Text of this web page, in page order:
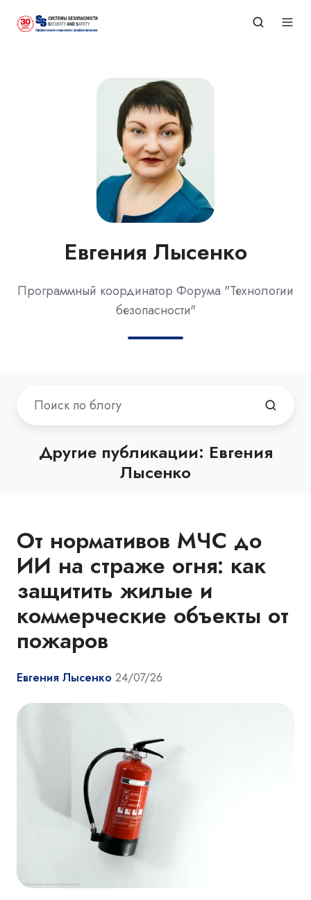
Евгения Лысенко
Программный координатор Форума "Технологии
безопасности"
Другие публикации: Евгения
Лысенко
От нормативов МЧС до
ИИ на страже огня: как
защитить жилые и
коммерческие объекты от
пожаров
Евгения Лысенко 24/07/26